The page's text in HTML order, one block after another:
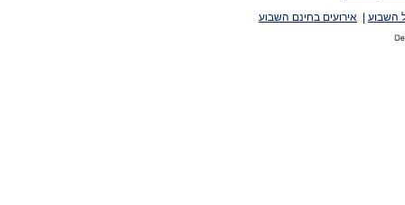
השבוע אירועים בחינם השבוע